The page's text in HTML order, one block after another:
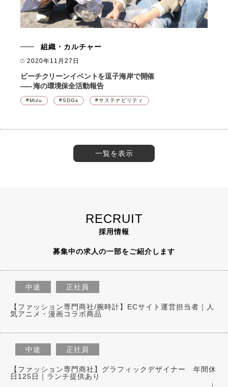
組織・カルチャー
2020年11月27日
ビーチクリーンイベントを逗子海岸で開催
―― 海の環境保全活動報告
Mizu SDGs サステナビリティ
一覧を表示
RECRUIT
採用情報
募集中の求人の一部をご紹介します
中途 正社員
【ファッション専門商社/腕時計】ECサイト運営担当者｜人
気アニメ・漫画コラボ商品
中途 正社員
【ファッション専門商社】グラフィックデザイナー 年間休
日125日｜ランチ提供あり